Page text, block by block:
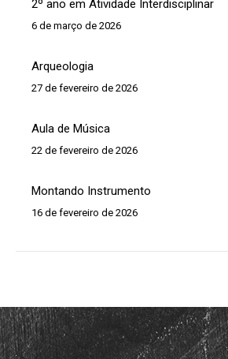
2º ano em Atividade Interdisciplinar
6 de março de 2026
Arqueologia
27 de fevereiro de 2026
Aula de Música
22 de fevereiro de 2026
Montando Instrumento
16 de fevereiro de 2026